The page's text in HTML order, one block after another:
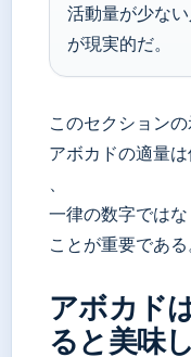
活動量が少な
が現実的だ。
このセクションの
アボカドの適量
一律の数字では
ことが重要である
アボカド
ると美味